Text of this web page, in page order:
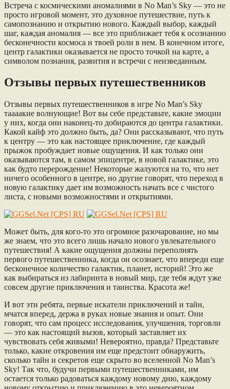
Встреча с космическими аномалиями в No Man’s Sky — это не
просто игровой момент, это духовное путешествие, путь к
самопознанию и открытию нового. Каждый выбор, каждый
шаг, каждая аномалия — все это приближает тебя к осознанию
бесконечности космоса и твоей роли в нем. В конечном итоге,
центр галактики оказывается не просто точкой на карте, а
символом познания, развития и встречи с неизведанным.
Отзывы первых путешественников
Отзывы первых путешественников в игре No Man’s Sky
таааакие волнующие! Вот вы себе представьте, какие эмоции
у них, когда они наконец-то добираются до центра галактики.
Какой кайф это должно быть, да? Они рассказывают, что путь
к центру — это как настоящее приключение, где каждый
прыжок пробуждает новые ощущения. И как только они
оказываются там, в самом эпицентре, в новой галактике, это
как будто перерождение! Некоторые жалуются на то, что нет
ничего особенного в центре, но другие говорят, что переход в
новую галактику дает им возможность начать все с чистого
листа, с новыми возможностями и открытиями.
Может быть, для кого-то это огромное разочарование, но мы
же знаем, что это всего лишь начало нового увлекательного
путешествия! А какие ощущения должны переполнять
первого путешественника, когда он осознает, что впереди еще
бесконечное количество галактик, планет, историй! Это же
как выбираться из лабиринта в новый мир, где тебя ждут уже
совсем другие приключения и таинства. Красота же!
И вот эти ребята, первые искатели приключений и тайн,
мчатся вперед, держа в руках новые знания и опыт. Они
говорят, что сам процесс исследования, улучшения, торговли
— это как настоящий вызов, который заставляет их
чувствовать себя живыми! Невероятно, правда? Представьте
только, какие откровения им еще предстоит обнаружить,
сколько тайн и секретов еще скрыто во вселенной No Man’s
Sky! Так что, будучи первыми путешественниками, им
остается только радоваться каждому новому дню, каждому